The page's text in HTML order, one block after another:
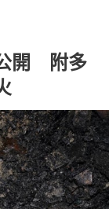
開 附多